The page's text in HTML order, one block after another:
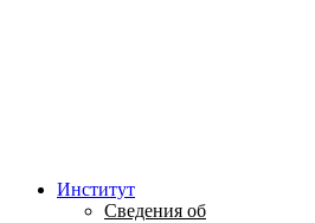
Институт
Сведения об